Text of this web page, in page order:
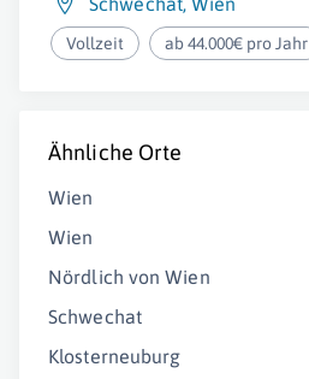
Vollzeit ab 44.000€ pro Jahr
Ähnliche Orte
Wien
Wien
Nördlich von Wien
Schwechat
Klosterneuburg